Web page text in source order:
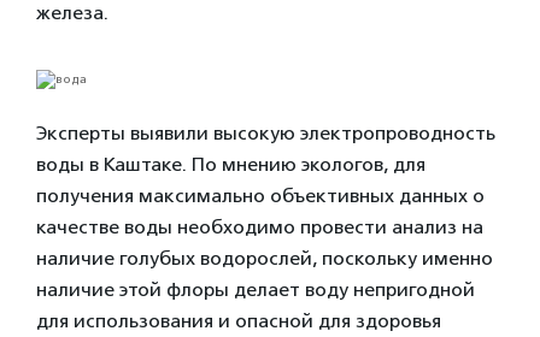
железа.
Эксперты выявили высокую электропроводность
воды в Каштаке. По мнению экологов, для
получения максимально объективных данных о
качестве воды необходимо провести анализ на
наличие голубых водорослей, поскольку именно
наличие этой флоры делает воду непригодной
для использования и опасной для здоровья